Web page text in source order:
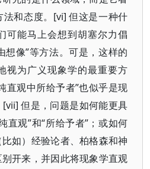
和态度。[vi] 但这是一种什
可能马上会想到胡塞尔力倡
想像”等方法。可是，这样的
视为广义现象学的最重要方
直观中所给予者”也似乎是现
但是，问题是如何能更具
直观”和“所给予者”；或如何
如）经验论者、柏格森和神
开来，并因此将现象学直观